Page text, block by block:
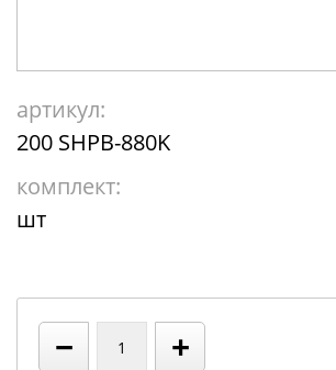
артикул:
200 SHPB-880K
комплект:
шт
− +